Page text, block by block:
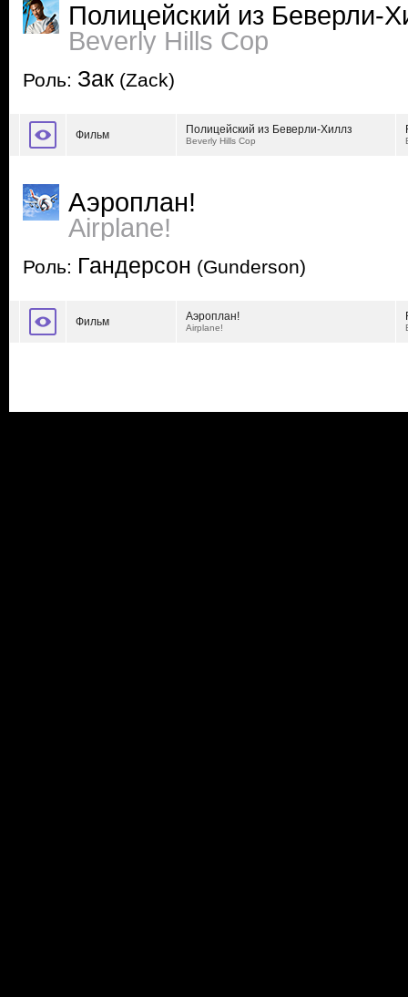
Полицейский из Беверли-
Beverly Hills Cop
Роль: Зак (Zack)
Фильм Полицейский из Беверли-Хиллз
Beverly Hills Cop
Аэроплан!
Airplane!
Роль: Гандерсон (Gunderson)
Фильм Аэроплан!
Airplane!